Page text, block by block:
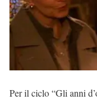
Per il ciclo “Gli anni